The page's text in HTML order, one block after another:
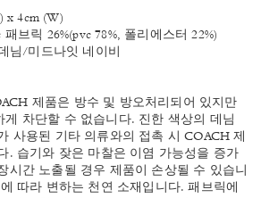
x 4cm (W)
브릭 26%(pvc 78%, 폴리에스터 22%)
님/미드나잇 네이비
제품은 방수 및 방오처리되어 있지만
게 차단할 수 없습니다. 진한 색상의 데님
사용된 기타 의류와의 접촉 시 COACH 제
. 습기와 잦은 마찰은 이염 가능성을 증가
시간 노출될 경우 제품이 손상될 수 있습니
따라 변하는 천연 소재입니다. 패브릭에